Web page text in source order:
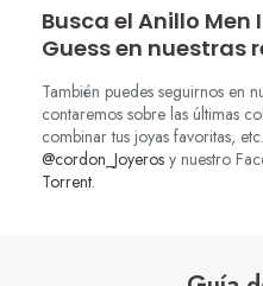
Busca el Anillo
Guess en nuestras
También puedes seguirnos en
contaremos sobre las últimas
combinar tus joyas favoritas,
@cordon_Joyeros y nuestro
Torrent.